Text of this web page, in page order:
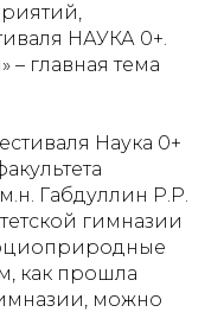
НАУКА 0+.
– главная тема
Наука 0+
Габдуллин Р.Р.
гимназии
как прошла
можно